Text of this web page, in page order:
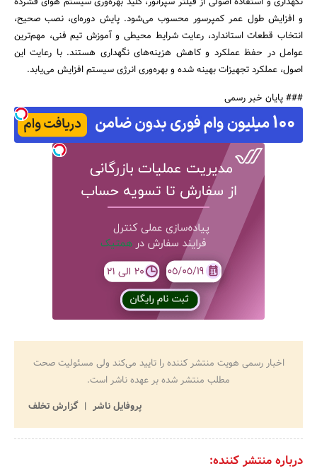
و افزایش طول عمر کمپرسور محسوب می‌شود. پایش دوره‌ای، نصب صحیح،
انتخاب قطعات استاندارد، رعایت شرایط محیطی و آموزش تیم فنی، مهم‌ترین
عوامل در حفظ عملکرد و کاهش هزینه‌های نگهداری هستند. با رعایت این
اصول، عملکرد تجهیزات بهینه شده و بهره‌وری انرژی سیستم افزایش می‌یابد.
### پایان خبر رسمی
اخبار رسمی هویت منتشر کننده را تایید می‌کند ولی مسئولیت صحت
مطلب منتشر شده بر عهده ناشر است.
پروفایل ناشر
گزارش تخلف
درباره منتشر کننده: